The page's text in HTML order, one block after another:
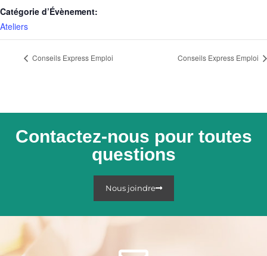
Catégorie d’Évènement:
Ateliers
Conseils Express Emploi Conseils Express Emploi
Contactez-nous pour toutes
questions
Nous joindre